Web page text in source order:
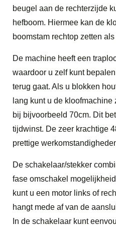
beugel aan de rechterzijde
hefboom. Hiermee kan de
boomstam rechtop zetten
De machine heeft een
waardoor u zelf kunt
terug gaat. Als u blokken
lang kunt u de
bij bijvoorbeeld 70cm. Dit
tijdwinst. De zeer krachtige
prettige
De schakelaar/stekker
fase omschakel
kunt u een motor links of
hangt mede af van de
In de schakelaar kunt